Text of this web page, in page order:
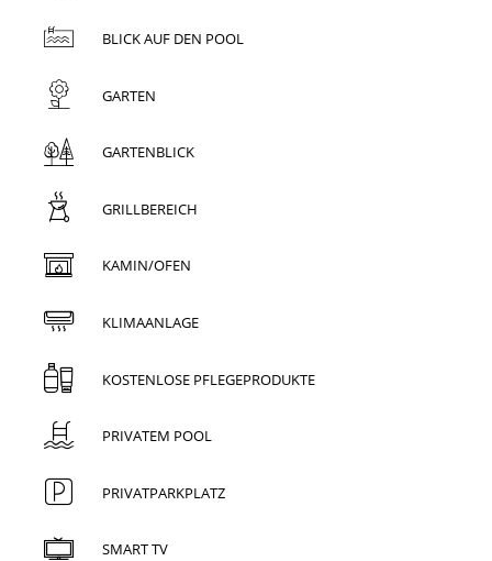
BLICK AUF DEN POOL
GARTEN
GARTENBLICK
GRILLBEREICH
KAMIN/OFEN
KLIMAANLAGE
KOSTENLOSE PFLEGEPRODUKTE
PRIVATEM POOL
PRIVATPARKPLATZ
SMART TV